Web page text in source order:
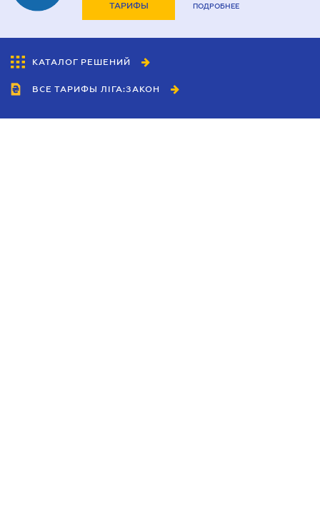
ТАРИФЫ ПОДРОБНЕЕ
КАТАЛОГ РЕШЕНИЙ
ВСЕ ТАРИФЫ ЛІГА:ЗАКОН